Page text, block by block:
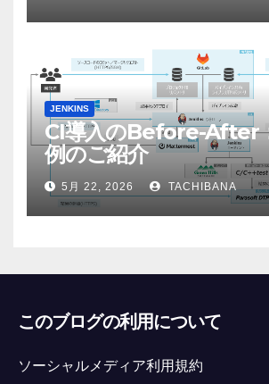
JENKINS
CI導入のBefore-After
例のご紹介
5月 22, 2026 TACHIBANA
このブログの利用について
ソーシャルメディア利用規約